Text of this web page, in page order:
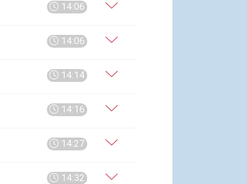
14:06
14:06
14:14
14:16
14:27
14:32